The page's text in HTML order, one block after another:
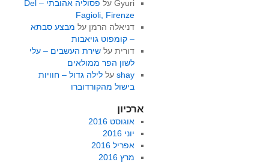
Gyuriעל
פסוליה אהובתי – Del
Fagioli, Firenze
דניאלה הרמן על מבצע סבתא
– קומפוט גויאבות
דוריתעל שירת העשבים – עלי
לשון הפר ממולאים
shayעל לילה גדול – חוויות
בישול מהקורדוברו
ארכיון
אוגוסט 2016
יוני 2016
אפריל 2016
מרץ 2016